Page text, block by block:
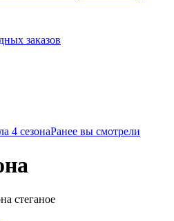
заказов
4 сезонаРанее вы смотрели